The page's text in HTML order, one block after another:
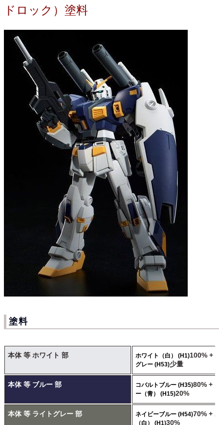
ドロック）塗料
塗料
本体 等 ホワイト 部 ホワイト（白） (H1)100% +
グレー (H53)少量
本体 等 ブルー 部 コバルトブルー (H35)80% +
ー（青） (H15)20%
本体 等 ライトグレー 部 ネイビーブルー (H54)70% +
（白） (H1)30%